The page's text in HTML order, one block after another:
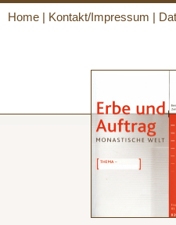
Home| Kontakt/Impressum